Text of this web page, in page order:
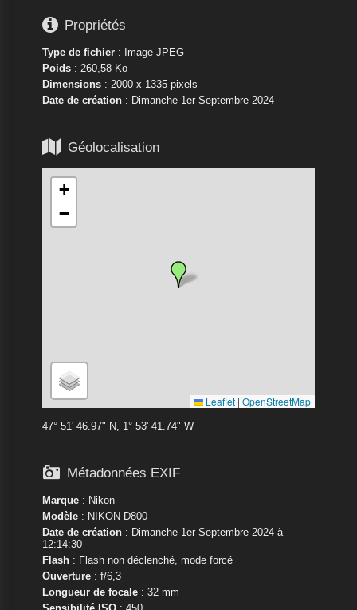
 Propriétés
Type de fichier: Image JPEG
Poids: 260,58 Ko
Dimensions: 2000 x 1335 pixels
Date de création: Dimanche 1er Septembre 2024
 Géolocalisation
+
−
Leaflet | OpenStreetMap
47° 51' 46.97" N, 1° 53' 41.74" W
 Métadonnées EXIF
Marque: Nikon
Modèle: NIKON D800
Date de création: Dimanche 1er Septembre 2024 à
12:14:30
Flash: Flash non déclenché, mode forcé
Ouverture: f/6,3
Longueur de focale: 32 mm